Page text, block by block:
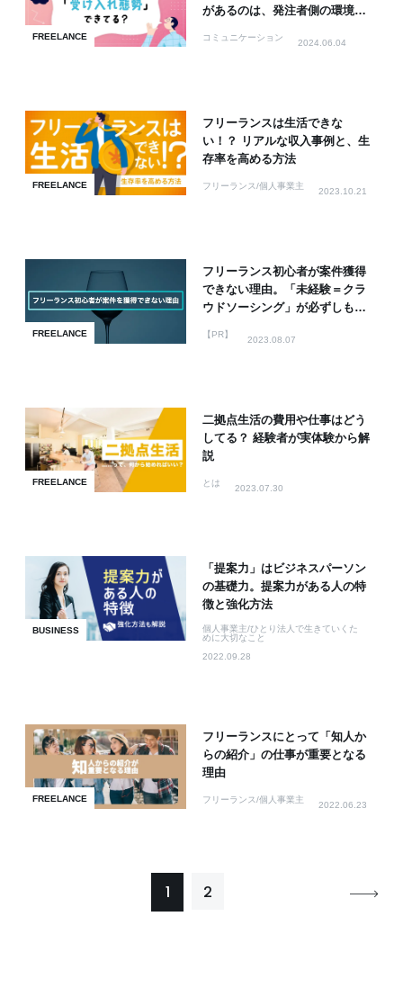
FREELANCE
があるのは、発注者側の環境か
コミュニケーション
2024.06.04
FREELANCE
フリーランスは生活できな
い！？ リアルな収入事例と、生
存率を高める方法
フリーランス/個人事業主
2023.10.21
FREELANCE
フリーランス初心者が案件獲得
できない理由。「未経験＝クラ
ウドソーシング」が必ずしも正
【PR】
2023.08.07
FREELANCE
二拠点生活の費用や仕事はどう
してる？ 経験者が実体験から解
説
とは
2023.07.30
BUSINESS
「提案力」はビジネスパーソン
の基礎力。提案力がある人の特
徴と強化方法
個人事業主/ひとり法人で生きていくた
めに大切なこと
2022.09.28
FREELANCE
フリーランスにとって「知人か
らの紹介」の仕事が重要となる
理由
フリーランス/個人事業主
2022.06.23
1 2